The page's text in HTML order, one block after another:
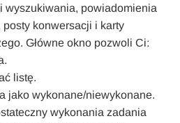
wyszukiwania, powiadomienia
konwersacji i karty
Główne okno pozwoli Ci:
listę.
jako wykonane/niewykonane.
wykonania zadania